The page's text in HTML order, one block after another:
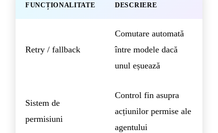
FUNCȚIONALITATE DESCRIERE
Retry / fallback
Comutare automată
între modele dacă
unul eșuează
Sistem de
permisiuni
Control fin asupra
acțiunilor permise ale
agentului